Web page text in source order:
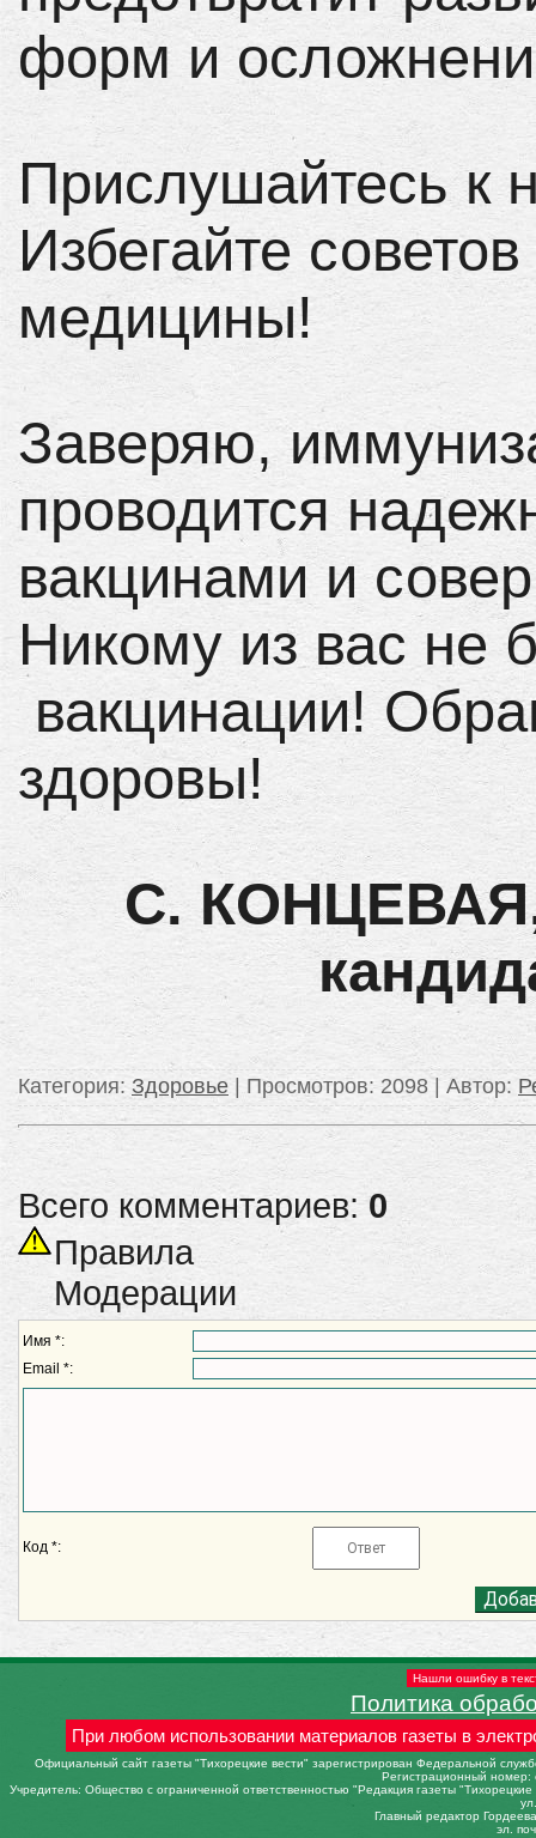
форм и
Прислушайтесь к
Избегайте
медицины!
Заверяю,
проводится
вакцинами и
Никому из вас не
вакцинации!
здоровы!
С. КОНЦЕВАЯ,
Категория: Здоровье | Просмотров: 2098 | Автор:
Всего комментариев: 0
Правила
Модерации
Имя *:
Email *:
Код *:
Нашли ошибку в
Политика
При любом использовании материалов газеты в
Официальный сайт газеты "Тихорецкие вести" зарегистрирован Федеральной
Регистрационный
Учредитель: Общество с ограниченной ответственностью "Редакция газеты
Главный редактор
эл.